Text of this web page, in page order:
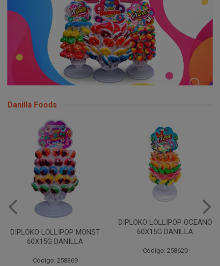
Danilla Foods
DIPLOKO LOLLIPOP MONST
60X15G DANILLA
Código: 258369
DIPLOKO LOLLIPOP OCEANO
60X15G DANILLA
Código: 258620